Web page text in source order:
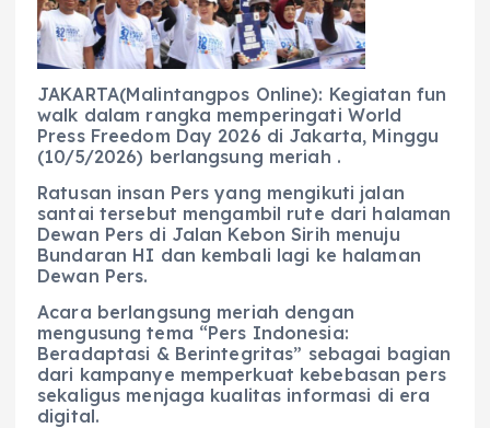
o
o
k
p
p
a
m
g
er
JAKARTA(Malintangpos Online): Kegiatan fun
walk dalam rangka memperingati World
Press Freedom Day 2026 di Jakarta, Minggu
(10/5/2026) berlangsung meriah .
Ratusan insan Pers yang mengikuti jalan
santai tersebut mengambil rute dari halaman
Dewan Pers di Jalan Kebon Sirih menuju
Bundaran HI dan kembali lagi ke halaman
Dewan Pers.
Acara berlangsung meriah dengan
mengusung tema “Pers Indonesia:
Beradaptasi & Berintegritas” sebagai bagian
dari kampanye memperkuat kebebasan pers
sekaligus menjaga kualitas informasi di era
digital.